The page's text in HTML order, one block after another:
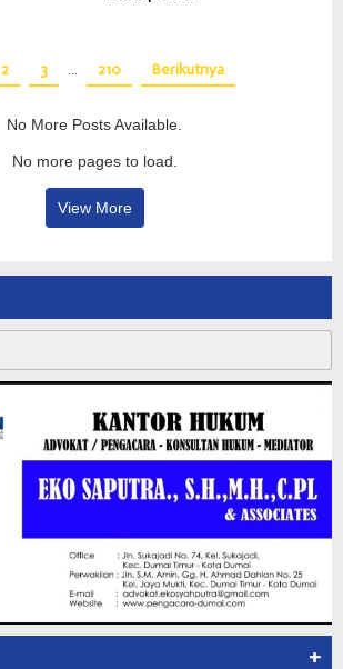
2 3 … 210 Berikutnya
No More Posts Available.
No more pages to load.
View More
+